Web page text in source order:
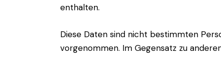
enthalten.
Diese Daten sind nicht bestimmten
vorgenommen. Im Gegensatz zu